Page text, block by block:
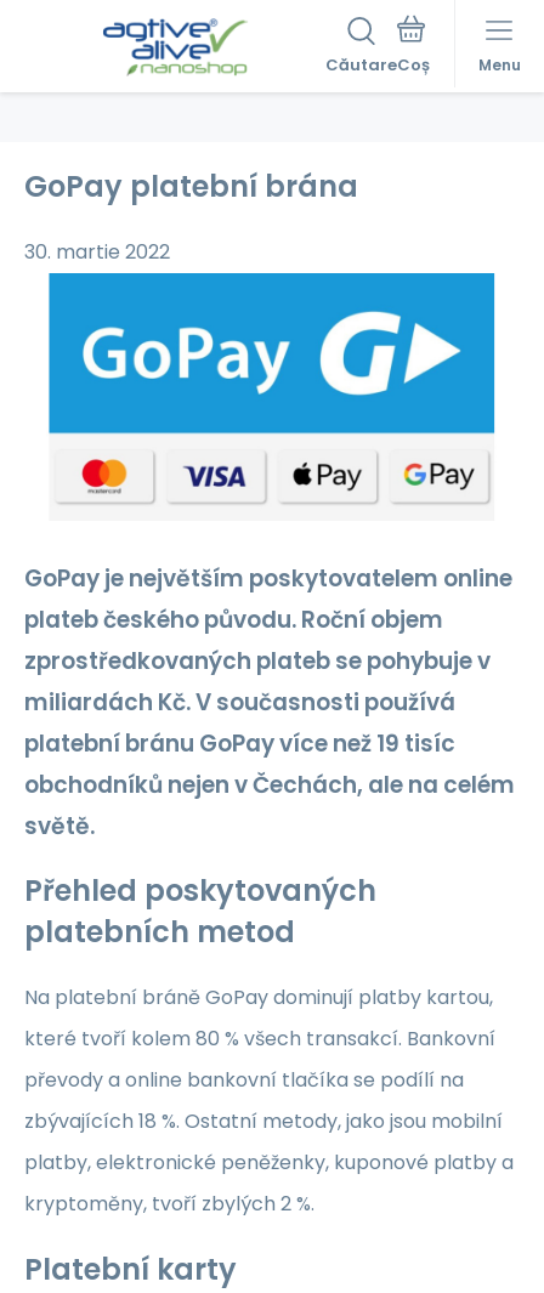
Căutare Menu
GoPay platební brána
30. martie 2022
GoPay je největším poskytovatelem online
plateb českého původu. Roční objem
zprostředkovaných plateb se pohybuje v
miliardách Kč. V současnosti používá
platební bránu GoPay více než 19 tisíc
obchodníků nejen v Čechách, ale na celém
světě.
Přehled poskytovaných
platebních metod
Na platební bráně GoPay dominují platby kartou,
které tvoří kolem 80 % všech transakcí. Bankovní
převody a online bankovní tlačíka se podílí na
zbývajících 18 %. Ostatní metody, jako jsou mobilní
platby, elektronické peněženky, kuponové platby a
kryptoměny, tvoří zbylých 2 %.
Platební karty